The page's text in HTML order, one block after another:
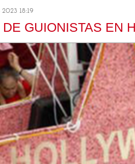
18:19
GUIONISTAS EN